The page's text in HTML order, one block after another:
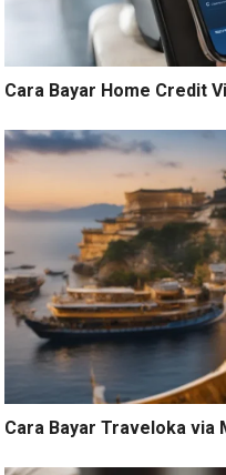
Cara Bayar Home Credit
Cara Bayar Traveloka via